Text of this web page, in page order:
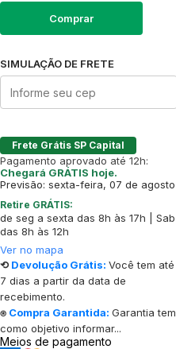
Comprar
SIMULAÇÃO DE FRETE
Frete Grátis SP Capital
Pagamento aprovado até 12h:
Chegará GRÁTIS hoje.
Previsão: sexta-feira, 07 de agosto
Retire GRÁTIS:
de seg a sexta das 8h às 17h | Sab
das 8h às 12h
Ver no mapa
⟲ Devolução Grátis: Você tem até
7 dias a partir da data de
recebimento.
⍟ Compra Garantida: Garantia tem
como objetivo informar...
Meios de pagamento